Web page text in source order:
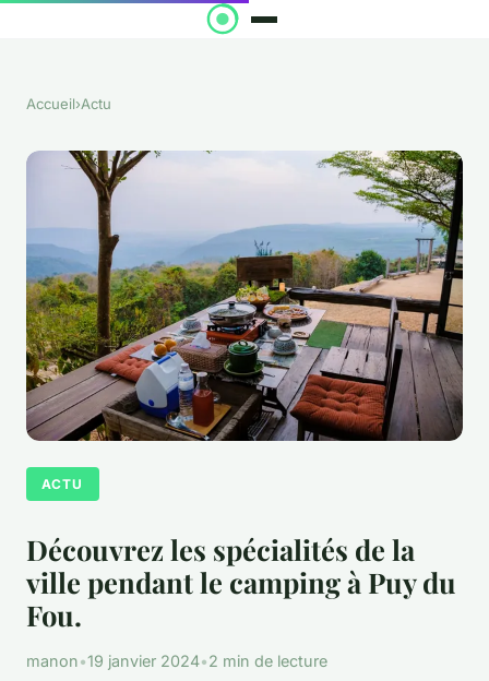
Accueil›Actu
ACTU
Découvrez les spécialités de la
ville pendant le camping à Puy du
Fou.
manon•19 janvier 2024•2 min de lecture